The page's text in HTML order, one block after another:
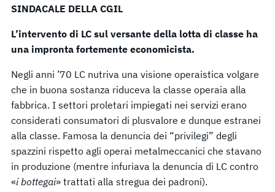
SINDACALE DELLA CGIL
L’intervento di LC sul versante della lotta di classe ha
una impronta fortemente economicista.
Negli anni ’70 LC nutriva una visione operaistica volgare
che in buona sostanza riduceva la classe operaia alla
fabbrica. I settori proletari impiegati nei servizi erano
considerati consumatori di plusvalore e dunque estranei
alla classe. Famosa la denuncia dei “privilegi” degli
spazzini rispetto agli operai metalmeccanici che stavano
in produzione (mentre infuriava la denuncia di LC contro
«i bottegai» trattati alla stregua dei padroni).